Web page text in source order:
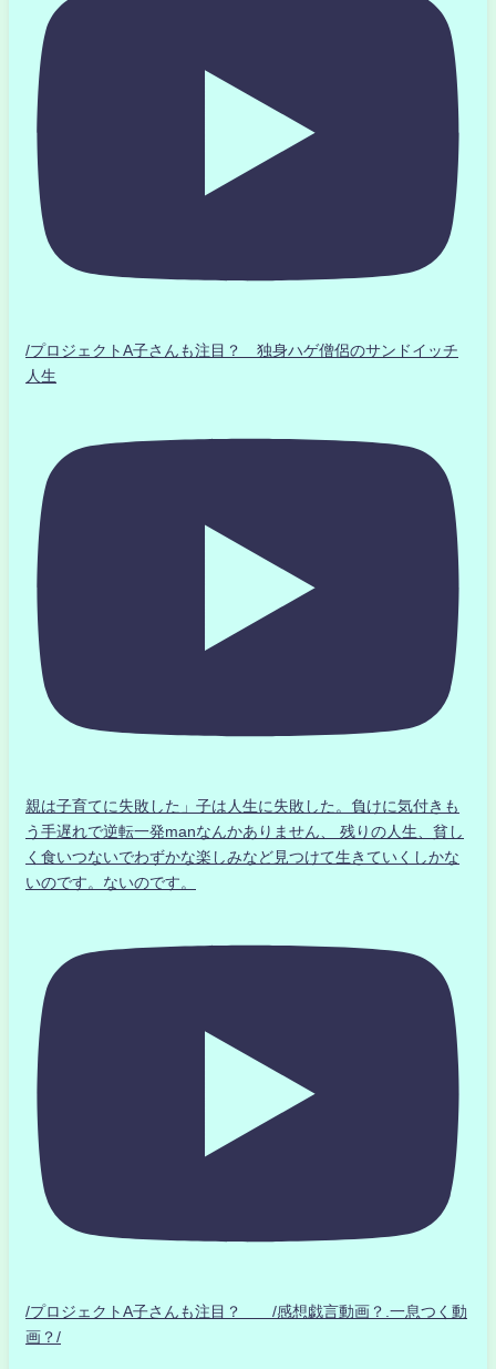
/プロジェクトA子さんも注目？ 独身ハゲ僧侶のサンドイッチ
人生
親は子育てに失敗した」子は人生に失敗した。負けに気付きも
う手遅れで逆転一発manなんかありません、 残りの人生、貧し
く食いつないでわずかな楽しみなど見つけて生きていくしかな
いのです。ないのです。
/プロジェクトA子さんも注目？ /感想戯言動画？.一息つく動
画？/